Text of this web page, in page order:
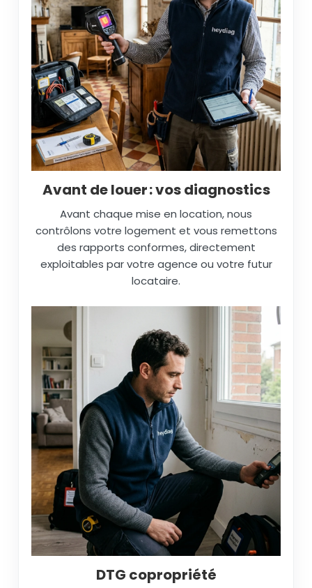
Avant de louer : vos diagnostics
Avant chaque mise en location, nous
contrôlons votre logement et vous remettons
des rapports conformes, directement
exploitables par votre agence ou votre futur
locataire.
DTG copropriété